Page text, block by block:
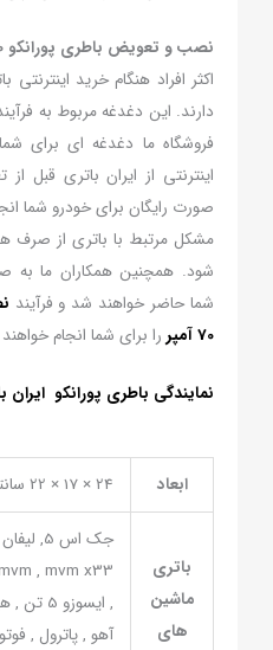
نصب و تعویض باطری پورانکو 70 آمپر
اکثر افراد هنگام خرید
دارند. این دغدغه مربوط به
فروشگاه ما دغدغه ای برای
اینترنتی از ایران باتری
صورت رایگان برای خودرو شما
مشکل مرتبط با باتری از صرف
شود. همچنین همکاران ما به
شما حاضر خواهند شد و فرآیند
70 آمپر
را برای شما انجام
نمایندگی باطری پورانکو ایران
ابعاد 24 × 17 × 22 سانتیمتر
باتری
ماشین
های
,
آهو , پاترول ,